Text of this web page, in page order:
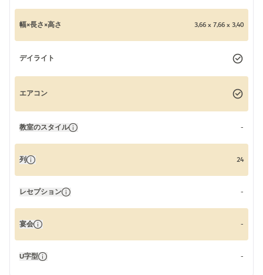
幅×長さ×高さ 3,66 x 7,66 x 3,40
デイライト
エアコン
教室のスタイル -
列 24
レセプション -
宴会 -
U字型 -